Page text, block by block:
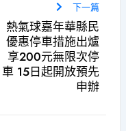
下一篇
熱氣球嘉年華縣民
優惠停車措施出爐
享200元無限次停
車 15日起開放預先
申辦